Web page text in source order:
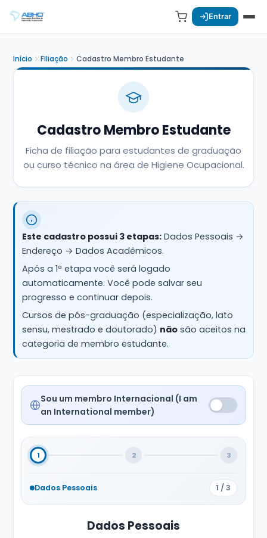
Entrar
Início Filiação Cadastro Membro Estudante
Cadastro Membro Estudante
Ficha de filiação para estudantes de graduação
ou curso técnico na área de Higiene Ocupacional.
Este cadastro possui 3 etapas: Dados Pessoais →
Endereço → Dados Acadêmicos.
Após a 1ª etapa você será logado
automaticamente. Você pode salvar seu
progresso e continuar depois.
Cursos de pós-graduação (especialização, lato
sensu, mestrado e doutorado) não são aceitos na
categoria de membro estudante.
Sou um membro Internacional (I am
an International member)
1 2 3
Dados Pessoais 1 / 3
Dados Pessoais